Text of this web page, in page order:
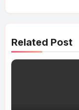
Related Post